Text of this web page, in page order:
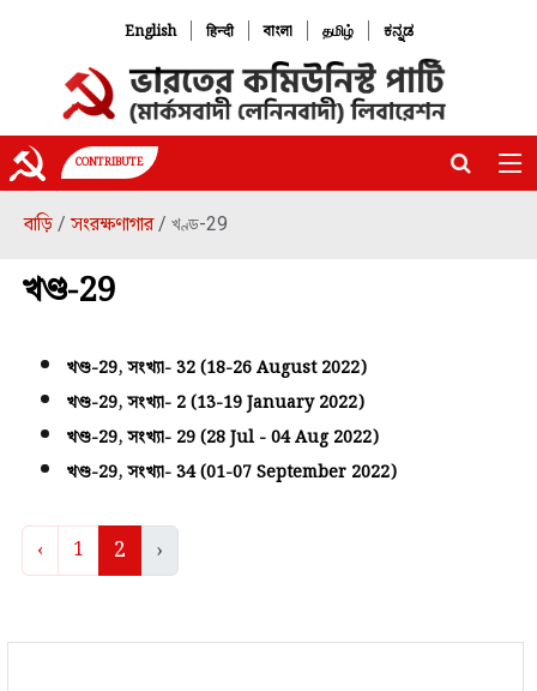
English | हिन्दी | বাংলা | தமிழ் | ಕನ್ನಡ
CONTRIBUTE
বাড়ি / সংরক্ষণাগার/ খণ্ড-29
খণ্ড-29
খণ্ড-29, সংখ্যা- 32 (18-26 August 2022)
খণ্ড-29, সংখ্যা- 2 (13-19 January 2022)
খণ্ড-29, সংখ্যা- 29 (28 Jul - 04 Aug 2022)
খণ্ড-29, সংখ্যা- 34 (01-07 September 2022)
‹ 1 2 ›